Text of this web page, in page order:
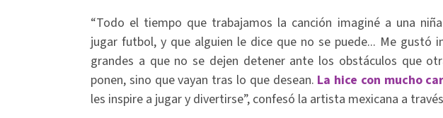
“Todo el tiempo que trabajamos la canción imaginé a una
jugar futbol, y que alguien le dice que no se puede... Me gustó
grandes a que no se dejen detener ante los obstáculos que
ponen, sino que vayan tras lo que desean. La hice con mucho
les inspire a jugar y divertirse”, confesó la artista mexicana a